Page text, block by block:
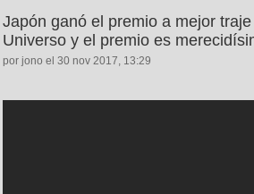
Japón ganó el premio a mejor
Universo y el premio es
por jono el 30 nov 2017, 13:29